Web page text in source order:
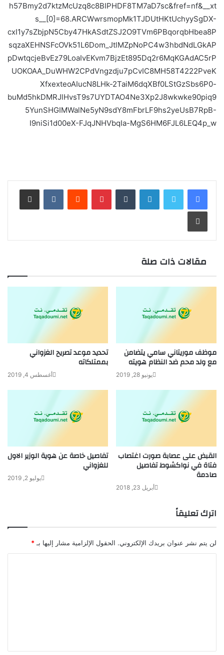
h57Bmy2d7ktzMcUzq8c8BIPHDF8TM7aD7sc&fref=nf&__xt
s__[0]=68.ARCWwrsmopMk1TJDUtHKtUchyySgDX-
cxI1y7sZbjpN5Cby47HkASdtZSJ2O9TVm6PBqorqbHbea8P
sqzaXEHNSFcOVk51L6Dom_JtlMZpNoPC4w3hbdNdLGkAP
pDwtqcjeBvEz79LoaIvEKvm7BjzEt895Dq2r6MqKGAdAC5rP
UOKOAA_DuWHW2CPdVngzdju7pCvIC8MH58T4222PveK
XfxexteoAIucN8LHk-2TaiM6dqXBf0LStGzSbs6P0-
buMd5hkDMRJlHvsT9s7UYDTAO4Ne3Xp2J8wkwke90piq9
5YunSHGIMWalNe5yN9sdY8mFbrLF9hs2yeUsB7RpB-
I9niSi1d00eX-FJqJNHVbqIa-MgS6HM6FJL6LEQ4p_w
لينكدإن بينتيريست مشاركة عبر البريد
طباعة
مقالات ذات صلة
تحديد موعد تصريح الغزواني
بممتلكاته
أغسطس 4, 2019
موظف موريتاني سامي يتضامن
مع ولد محم ضد النظام هويته
يونيو 28, 2019
تفاصيل خاصة عن هوية الوزير الاول
للغزواني
يوليو 2, 2019
القبض على عصابة صورت اغتصاب
فتاة في نواكشوط تفاصيل
صادمة
أبريل 23, 2018
اترك تعليقاً
لن يتم نشر عنوان بريدك الإلكتروني. الحقول الإلزامية مشار إليها بـ *
ق